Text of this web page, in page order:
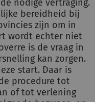
nodige vertraging.
bereidheid bij
zijn om in
wordt echter niet
is de vraag in
kan zorgen.
start. Daar is
procedure tot
of tot verlening